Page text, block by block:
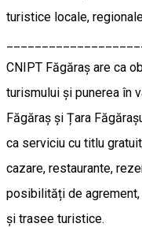
turistice locale,
CNIPT Făgăraș are ca
turismului și punerea în
Făgăraș și Țara
ca serviciu cu titlu
cazare, restaurante,
posibilități de
și trasee turistice.